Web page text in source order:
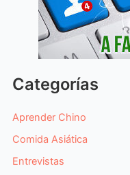
Categorías
Aprender Chino
Comida Asiática
Entrevistas